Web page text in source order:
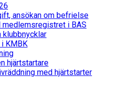
ansökan om befrielse
medlemsregistret i BAS
klubbnycklar
KMBK
hjärtstartare
med hjärtstarter